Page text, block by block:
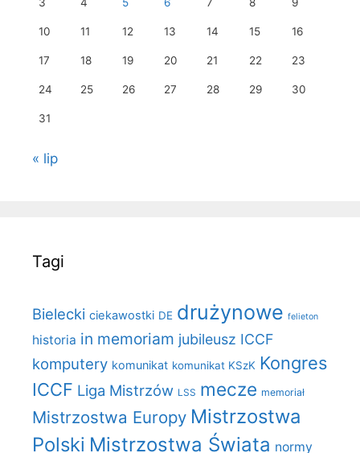
10 11 12 13 14 15 16
17 18 19 20 21 22 23
24 25 26 27 28 29 30
31
« lip
Tagi
Bielecki ciekawostki DE drużynowe felieton
historia in memoriam jubileusz ICCF
komputery komunikat komunikat KSzK Kongres
ICCF Liga Mistrzów LSS mecze memoriał
Mistrzostwa Europy Mistrzostwa
Polski Mistrzostwa Świata normy